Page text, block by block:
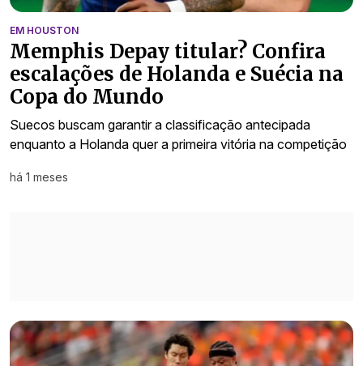
EM HOUSTON
Memphis Depay titular? Confira
escalações de Holanda e Suécia na
Copa do Mundo
Suecos buscam garantir a classificação antecipada
enquanto a Holanda quer a primeira vitória na competição
há 1 meses